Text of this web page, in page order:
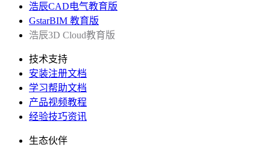
浩辰CAD电气教育版
GstarBIM 教育版
浩辰3D Cloud教育版
技术支持
安装注册文档
学习帮助文档
产品视频教程
经验技巧资讯
生态伙伴